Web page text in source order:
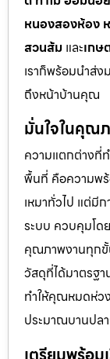
หนองสองห้อง
สวนส้ม และเก
เราก็พร้อมนำส่
ถึงหน้าบ้านคุณ
มั่นใจในคุณ
ความแตกต่างที่ท
พื้นที่ คือความพร้
เหมาทั่วไป แต่มี
ระบบ ควบคุมโ
คุณภาพงานทุกขั้
วัสดุที่ได้มาตรฐ
ทำให้คุณหมดห่ว
ประมาณบานปล